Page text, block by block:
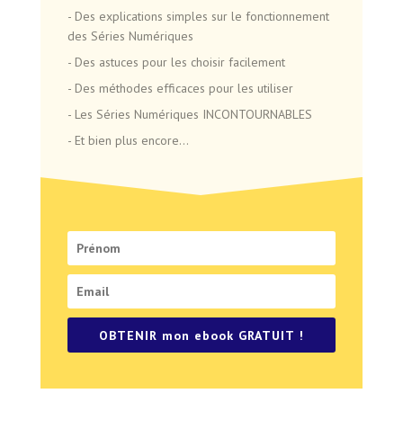
- Des explications simples sur le fonctionnement
des Séries Numériques
- Des astuces pour les choisir facilement
- Des méthodes efficaces pour les utiliser
- Les Séries Numériques INCONTOURNABLES
- Et bien plus encore...
OBTENIR mon ebook GRATUIT !